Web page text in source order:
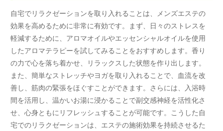
自宅でリラクゼーションを取り入れることは、メンズエステの
効果を高めるために非常に有効です。まず、日々のストレスを
軽減するために、アロマオイルやエッセンシャルオイルを使用
したアロマテラピーを試してみることをおすすめします。香り
の力で心を落ち着かせ、リラックスした状態を作り出します。
また、簡単なストレッチやヨガを取り入れることで、血流を改
善し、筋肉の緊張をほぐすことができます。さらには、入浴時
間を活用し、温かいお湯に浸かることで副交感神経を活性化さ
せ、心身ともにリフレッシュすることが可能です。こうした自
宅でのリラクゼーションは、エステの施術効果を持続させるた